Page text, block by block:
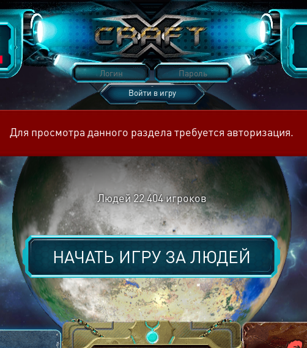
Войти в игру
Для просмотра данного раздела требуется авторизация.
Людей 22 404игроков
НАЧАТЬ ИГРУ ЗАЛЮДЕЙ